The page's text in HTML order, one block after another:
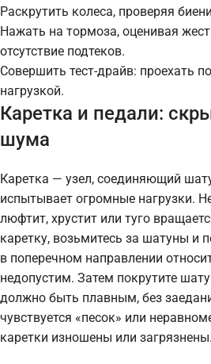
Раскрутить колеса, проверяя
Нажать на тормоза, оценивая
отсутствие подтеков.
Совершить тест-драйв: проехать
нагрузкой.
Каретка и педали:
шума
Каретка — узел, соединяющий
испытывает огромные нагрузки.
люфтит, хрустит или туго
каретку, возьмитесь за шатуны и
в поперечном направлении
недопустим. Затем покрутите
должно быть плавным, без
чувствуется «песок» или
каретки изношены или загрязнены.